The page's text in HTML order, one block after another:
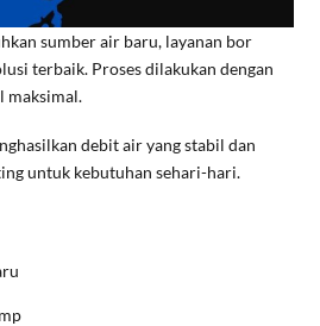
sumber air baru, layanan bor
terbaik. Proses dilakukan dengan
maksimal.
debit air yang stabil dan
untuk kebutuhan sehari-hari.